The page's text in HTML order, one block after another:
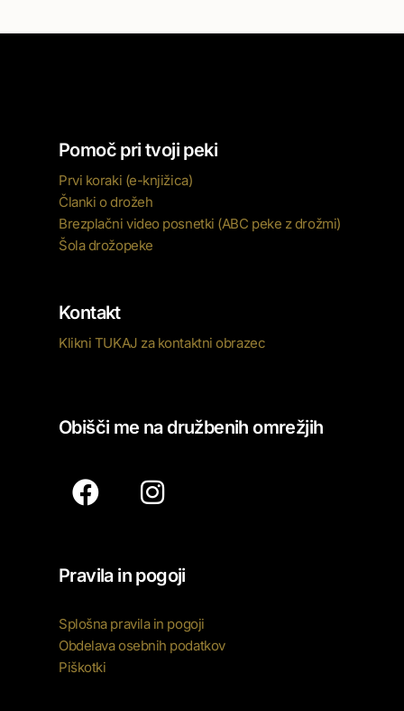
Pomoč pri tvoji peki
Prvi koraki (e-knjižica)
Članki o drožeh
Brezplačni video posnetki (ABC peke z drožmi)
Šola drožopeke
Kontakt
Klikni TUKAJ za kontaktni obrazec
Obišči me na družbenih omrežjih
Pravila in pogoji
Splošna pravila in pogoji
Obdelava osebnih podatkov
Piškotki